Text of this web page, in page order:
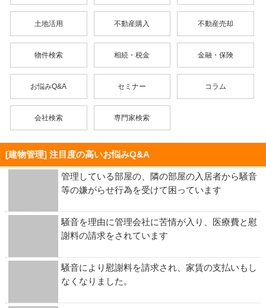
土地活用 不動産購入 不動産売却
物件検索 相続・税金 金融・保険
お悩みQ&A セミナー コラム
会社検索 専門家検索
[建物管理] 注目度の高いお悩みQ&A
管理している部屋の、隣の部屋の入居者から騒音
等の嫌がらせ行為を受けて困っています
騒音を理由に管理会社に苦情が入り、医療費と慰
謝料の請求をされています
騒音により慰謝料を請求され、家賃の支払いもし
なくなりました。